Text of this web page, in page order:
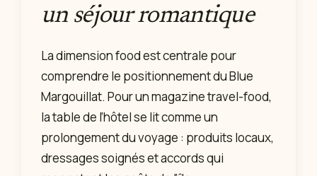
un séjour romantique
La dimension food est centrale pour
comprendre le positionnement du Blue
Margouillat. Pour un magazine travel-food,
la table de l’hôtel se lit comme un
prolongement du voyage : produits locaux,
dressages soignés et accords qui